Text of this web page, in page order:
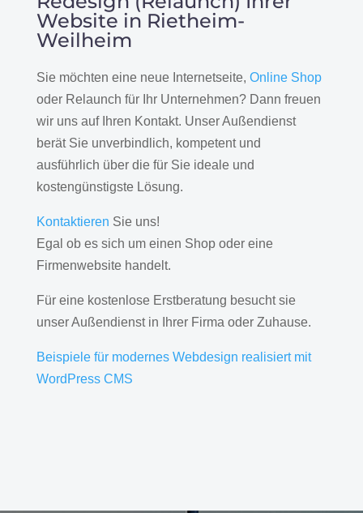
Website in Rietheim-
Weilheim
Sie möchten eine neue Internetseite, Online Shop
oder Relaunch für Ihr Unternehmen? Dann freuen
wir uns auf Ihren Kontakt. Unser Außendienst
berät Sie unverbindlich, kompetent und
ausführlich über die für Sie ideale und
kostengünstigste Lösung.
Kontaktieren Sie uns!
Egal ob es sich um einen Shop oder eine
Firmenwebsite handelt.
Für eine kostenlose Erstberatung besucht sie
unser Außendienst in Ihrer Firma oder Zuhause.
Beispiele für modernes Webdesign realisiert mit
WordPress CMS